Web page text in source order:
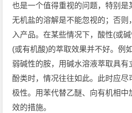
也是一个值得重视的问题，特别是
无机盐的溶解是不能忽视的；否则
入产品。在某些情况下，酸性(或
(或有机酸)的萃取效果并不好。例
弱碱性的胺，用碱水溶液萃取具有
酚类时，情况往往如此。此时应尽
极性。用苯代替乙醚、向有机相中
效的措施。